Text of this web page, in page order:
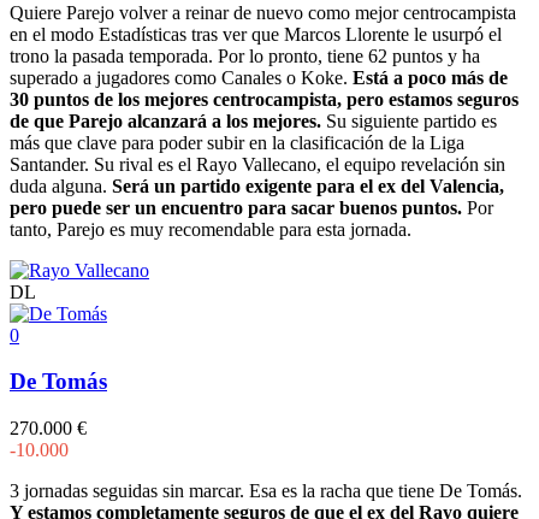
Quiere Parejo volver a reinar de nuevo como mejor centrocampista
en el modo Estadísticas tras ver que Marcos Llorente le usurpó el
trono la pasada temporada. Por lo pronto, tiene 62 puntos y ha
superado a jugadores como Canales o Koke. Está a poco más de
30 puntos de los mejores centrocampista, pero estamos seguros
de que Parejo alcanzará a los mejores. Su siguiente partido es
más que clave para poder subir en la clasificación de la Liga
Santander. Su rival es el Rayo Vallecano, el equipo revelación sin
duda alguna. Será un partido exigente para el ex del Valencia,
pero puede ser un encuentro para sacar buenos puntos. Por
tanto, Parejo es muy recomendable para esta jornada.
DL
0
De Tomás
270.000 €
-10.000
3 jornadas seguidas sin marcar. Esa es la racha que tiene De Tomás.
Y estamos completamente seguros de que el ex del Rayo quiere